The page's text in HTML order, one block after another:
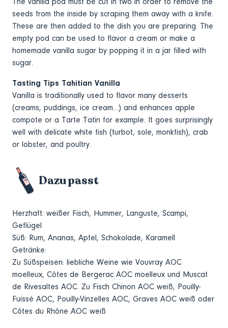
seeds from the inside by scraping them away with a knife.
These are then added to the dish you are preparing. The
empty pod can be used to flavor a cream or make a
homemade vanilla sugar by popping it in a jar filled with
sugar.
Tasting Tips Tahitian Vanilla
Vanilla is traditionally used to flavor many desserts
(creams, puddings, ice cream…) and enhances apple
compote or a Tarte Tatin for example. It goes surprisingly
well with delicate white fish (turbot, sole, monkfish), crab
or lobster, and poultry.
Dazu passt
Herzhaft: weißer Fisch, Hummer, Languste, Scampi,
Geflügel
Süß: Rum, Ananas, Apfel, Schokolade, Karamell
Getränke:
Zu Süßspeisen: liebliche Weine wie Vouvray AOC
moelleux, Côtes de Bergerac AOC moelleux und Muscat
de Rivesaltes AOC. Zu Fisch Chinon AOC weiß, Pouilly-
Fuissé AOC, Pouilly-Vinzelles AOC, Graves AOC weiß oder
Côtes du Rhône AOC weiß